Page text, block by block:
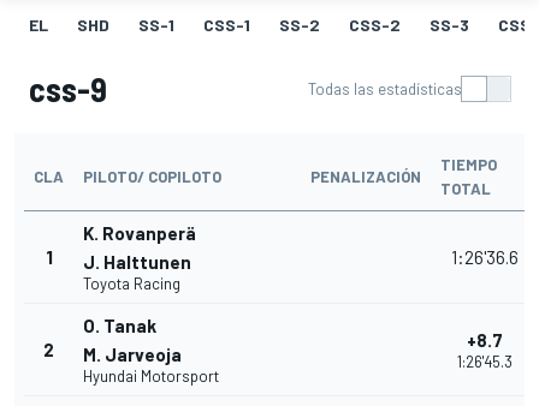
EL SHD SS-1 CSS-1 SS-2 CSS-2 SS-3
css-9 Todas las estadísticas
CLA PILOTO/ COPILOTO PENALIZACIÓN
TIEMPO
TOTAL
1
K. Rovanperä
J. Halttunen
Toyota Racing
1:26'36.6
2
O. Tanak
M. Jarveoja
Hyundai Motorsport
+8.7
1:26'45.3